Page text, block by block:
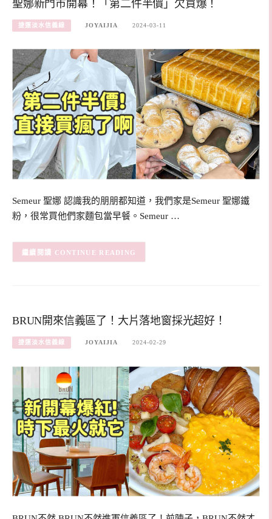
聖娜新門市開幕！「第二件半價」欠買爆！
捷運淡水信義線 JOYAIJIA 2024-03-11
Semeur 聖娜 認識我的朋朋都知道，我們家是Semeur 聖娜鐵
粉，很常買他們家麵包當早餐。Semeur …
CONTINUE READING
BRUN開來信義區了！大片落地窗採光超好！
捷運淡水信義線 JOYAIJIA 2024-02-29